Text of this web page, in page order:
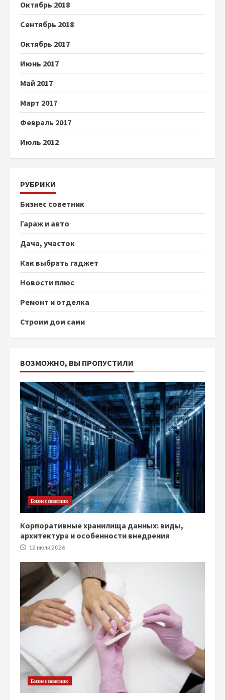
Октябрь 2018
Сентябрь 2018
Октябрь 2017
Июнь 2017
Май 2017
Март 2017
Февраль 2017
Июль 2012
РУБРИКИ
Бизнес советник
Гараж и авто
Дача, участок
Как выбрать гаджет
Новости плюс
Ремонт и отделка
Строим дом сами
ВОЗМОЖНО, ВЫ ПРОПУСТИЛИ
Бизнес советник
Корпоративные хранилища данных: виды,
архитектура и особенности внедрения
12 июля 2026
Бизнес советник